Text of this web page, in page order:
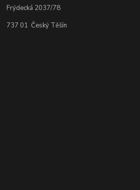
Frýdecká 2037/78
737 01 Český Těšín